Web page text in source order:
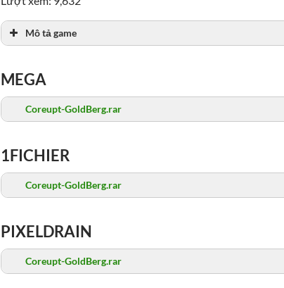
Mô tả game
MEGA
Coreupt-GoldBerg.rar
1FICHIER
Coreupt-GoldBerg.rar
PIXELDRAIN
Coreupt-GoldBerg.rar